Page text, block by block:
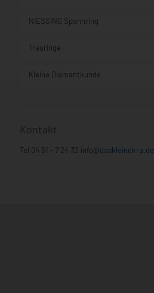
NIESSING Spannring
Trauringe
Kleine Diamantkunde
Kontakt
Tel 04 51 - 7 24 32 info@daskleinekra.de